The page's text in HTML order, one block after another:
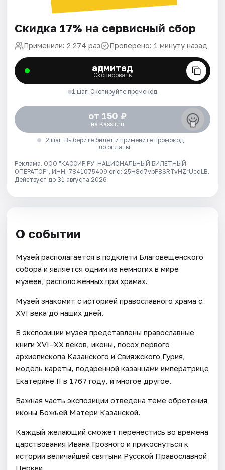
Скидка 17% на сервисный сбор
Применили: 2 274 раз Проверено: 1 минуту назад
адмитад
Скопировать
1 шаг. Скопируйте промокод
от 150 ₽
на Kassir.ru
2 шаг. Выберите билет и примените промокод
до оплаты
Реклама. ООО "КАССИР.РУ-НАЦИОНАЛЬНЫЙ БИЛЕТНЫЙ
ОПЕРАТОР", ИНН: 7841075409 erid: 25H8d7vbP8SRTvHZrUcdLB.
Действует до 31 августа 2026
О событии
Музей располагается в подклети Благовещенского
собора и является одним из немногих в мире
музеев, расположенных при храмах.
Музей знакомит с историей православного храма с
XVI века до наших дней.
В экспозиции музея представлены православные
книги XVI–XX веков, иконы, посох первого
архиепископа Казанского и Свияжского Гурия,
модель кареты, подаренной казанцами императрице
Екатерине II в 1767 году, и многое другое.
Важная часть экспозиции отведена теме обретения
иконы Божьей Матери Казанской.
Каждый желающий сможет перенестись во времена
царствования Ивана Грозного и прикоснуться к
истории величайшей святыни Русской Православной
Церкви.